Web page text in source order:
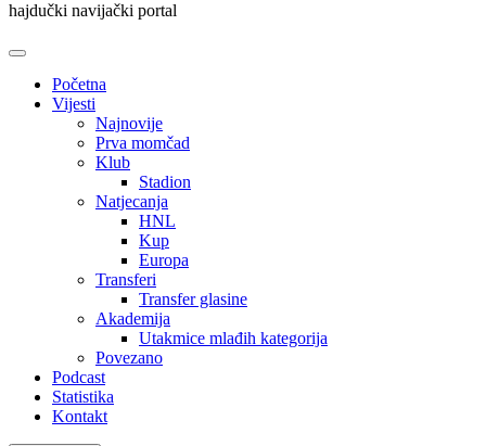
hajdučki navijački portal
Početna
Vijesti
Najnovije
Prva momčad
Klub
Stadion
Natjecanja
HNL
Kup
Europa
Transferi
Transfer glasine
Akademija
Utakmice mlađih kategorija
Povezano
Podcast
Statistika
Kontakt